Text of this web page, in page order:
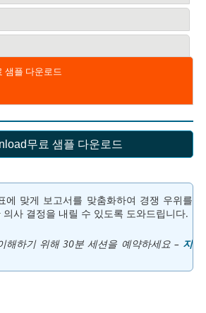
샘플 다운로드
무료 샘플 다운로드
에 맞게 보고서를 맞춤화하여 경쟁 우위를
사 결정을 내릴 수 있도록 도와드립니다.
해하기 위해 30분 세션을 예약하세요 – 지